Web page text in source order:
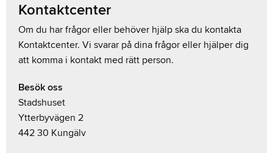
Kontaktcenter
Om du har frågor eller behöver hjälp ska du kontakta
Kontaktcenter. Vi svarar på dina frågor eller hjälper dig
att komma i kontakt med rätt person.
Besök oss
Stadshuset
Ytterbyvägen 2
442 30 Kungälv